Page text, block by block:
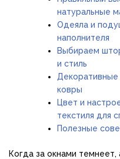
натуральные
Одеяла и
наполнителя
Выбираем
и стиль
ковры
Цвет и
текстиля для
Полезные
Когда за окнами